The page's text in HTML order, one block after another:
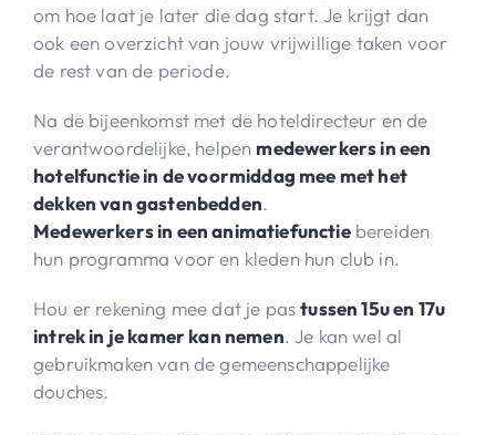
om hoe laat je later die dag start. Je krijgt dan
ook een overzicht van jouw vrijwillige taken voor
de rest van de periode.
Na de bijeenkomst met de hoteldirecteur en de
verantwoordelijke, helpen medewerkers in een
hotelfunctie in de voormiddag mee met het
dekken van gastenbedden.
Medewerkers in een animatiefunctiebereiden
hun programma voor en kleden hun club in.
Hou er rekening mee dat je pastussen 15u en 17u
intrek in je kamer kan nemen. Je kan wel al
gebruikmaken van de gemeenschappelijke
douches.